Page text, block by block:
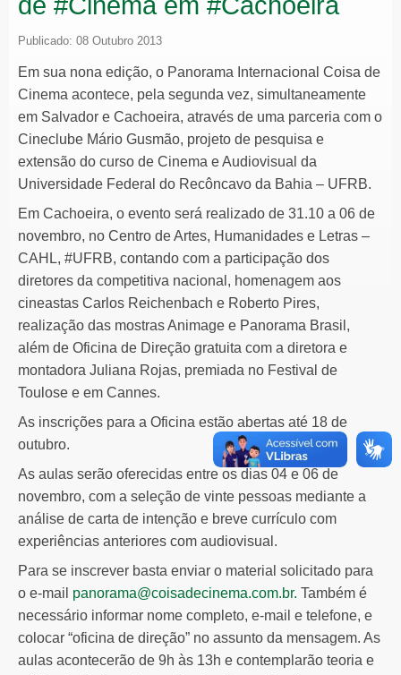
Publicado: 08 Outubro 2013
Em sua nona edição, o Panorama Internacional Coisa de
Cinema acontece, pela segunda vez, simultaneamente
em Salvador e Cachoeira, através de uma parceria com o
Cineclube Mário Gusmão, projeto de pesquisa e
extensão do curso de Cinema e Audiovisual da
Universidade Federal do Recôncavo da Bahia – UFRB.
Em Cachoeira, o evento será realizado de 31.10 a 06 de
novembro, no Centro de Artes, Humanidades e Letras –
CAHL, #UFRB, contando com a participação dos
diretores da competitiva nacional, homenagem aos
cineastas Carlos Reichenbach e Roberto Pires,
realização das mostras Animage e Panorama Brasil,
além de Oficina de Direção gratuita com a diretora e
montadora Juliana Rojas, premiada no Festival de
Toulose e em Cannes.
As inscrições para a Oficina estão abertas até 18 de
outubro.
As aulas serão oferecidas entre os dias 04 e 06 de
novembro, com a seleção de vinte pessoas mediante a
análise de carta de intenção e breve currículo com
experiências anteriores com audiovisual.
Para se inscrever basta enviar o material solicitado para
o e-mail panorama@coisadecinema.com.br. Também é
necessário informar nome completo, e-mail e telefone, e
colocar “oficina de direção” no assunto da mensagem. As
aulas acontecerão de 9h às 13h e contemplarão teoria e